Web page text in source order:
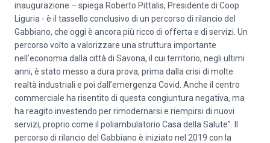
inaugurazione – spiega Roberto Pittalis, Presidente di Coop
Liguria - è il tassello conclusivo di un percorso di rilancio del
Gabbiano, che oggi è ancora più ricco di offerta e di servizi. Un
percorso volto a valorizzare una struttura importante
nell’economia dalla città di Savona, il cui territorio, negli ultimi
anni, è stato messo a dura prova, prima dalla crisi di molte
realtà industriali e poi dall’emergenza Covid. Anche il centro
commerciale ha risentito di questa congiuntura negativa, ma
ha reagito investendo per rimodernarsi e riempirsi di nuovi
servizi, proprio come il poliambulatorio Casa della Salute”. Il
percorso di rilancio del Gabbiano è iniziato nel 2019 con la